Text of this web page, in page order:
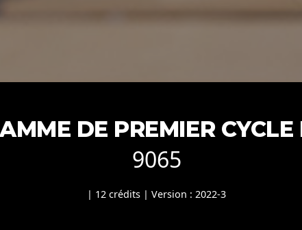
DE PREMIER
9065
| 12 crédits | Version : 2022-3